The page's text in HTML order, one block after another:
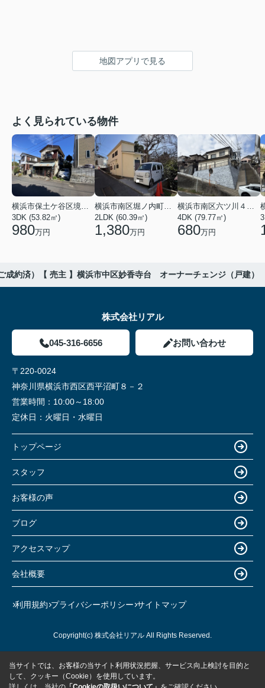
地図アプリで見る
よく見られている物件
横浜市保土ケ谷区境木本町
3DK (53.82㎡)
980万円
横浜市南区堀ノ内町２丁目
2LDK (60.39㎡)
1,380万円
横浜市南区六ツ川４丁目
4DK (79.77㎡)
680万円
成約済）【 売主 】横浜市中区妙香寺台 オーナーチェンジ（戸建）
株式会社リアル
045-316-6656 お問い合わせ
〒220-0024
神奈川県横浜市西区西平沼町８－２
営業時間： 10:00～18:00
定休日： 火曜日・水曜日
トップページ
スタッフ
お客様の声
ブログ
アクセスマップ
会社概要
利用規約 プライバシーポリシー サイトマップ
Copyright(c) 株式会社リアル All Rights Reserved.
当サイトでは、お客様の当サイト利用状況把握、サービス向上検討を目的と
して、クッキー（Cookie）を使用しています。